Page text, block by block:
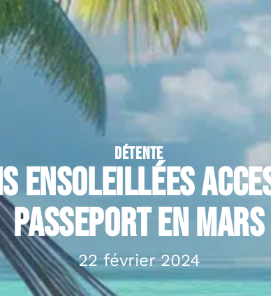
DÉTENTE
ensoleillées
passeport en mars
22 février 2024